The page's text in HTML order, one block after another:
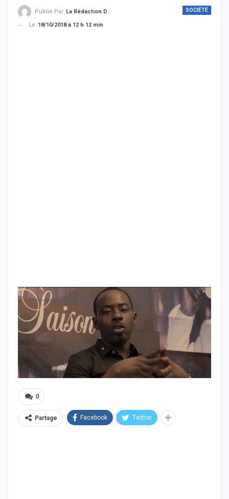
SOCIÉTÉ
Publié Par La Rédaction De THIEYSENEGAL.com
Le 18/10/2018 à 12 h 12 min
0
Partage Facebook Twitter